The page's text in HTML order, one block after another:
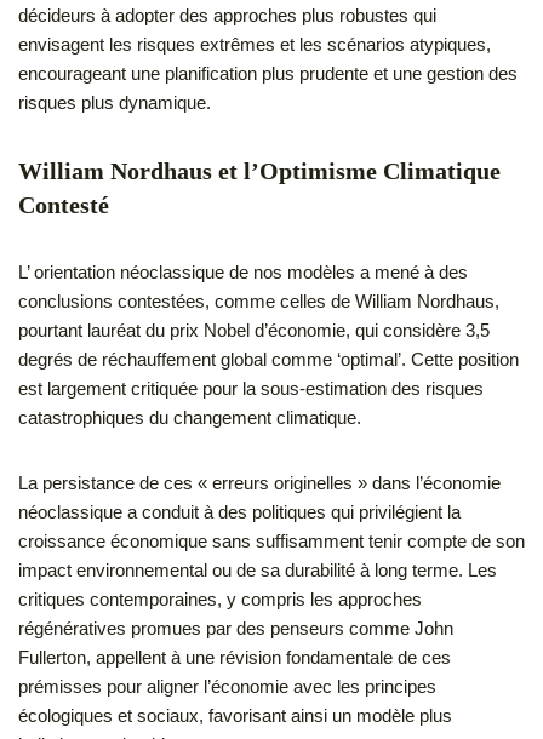
décideurs à adopter des approches plus robustes qui
envisagent les risques extrêmes et les scénarios atypiques,
encourageant une planification plus prudente et une gestion des
risques plus dynamique.
William Nordhaus et l’Optimisme Climatique
Contesté
L’ orientation néoclassique de nos modèles a mené à des
conclusions contestées, comme celles de William Nordhaus,
pourtant lauréat du prix Nobel d’économie, qui considère 3,5
degrés de réchauffement global comme ‘optimal’. Cette position
est largement critiquée pour la sous-estimation des risques
catastrophiques du changement climatique.
La persistance de ces « erreurs originelles » dans l’économie
néoclassique a conduit à des politiques qui privilégient la
croissance économique sans suffisamment tenir compte de son
impact environnemental ou de sa durabilité à long terme. Les
critiques contemporaines, y compris les approches
régénératives promues par des penseurs comme John
Fullerton, appellent à une révision fondamentale de ces
prémisses pour aligner l’économie avec les principes
écologiques et sociaux, favorisant ainsi un modèle plus